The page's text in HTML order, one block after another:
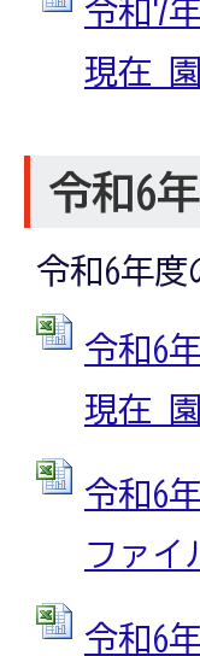
令和7
現在
令和6
令和6年度
令和6
現在
令和6
ファイ
令和6